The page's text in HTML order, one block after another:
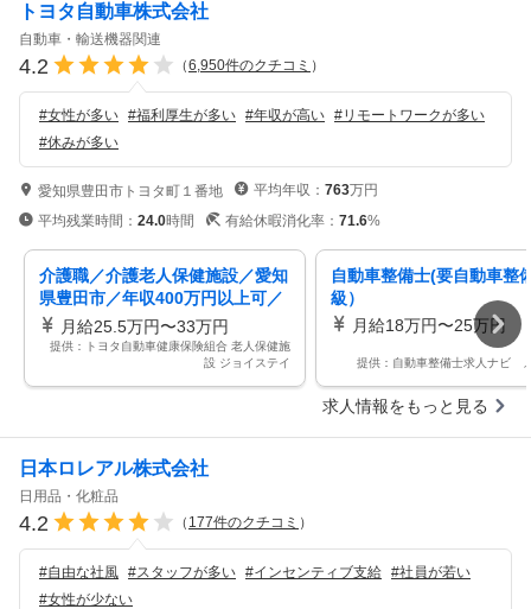
トヨタ自動車株式会社
自動車・輸送機器関連
4.2 （6,950件のクチコミ ）
#女性が多い #福利厚生が多い #年収が高い #リモートワークが多い
#休みが多い
愛知県豊田市トヨタ町１番地 平均年収： 763万円
平均残業時間： 24.0時間 有給休暇消化率： 71.6%
介護職／介護老人保健施設／愛知
県豊田市／年収400万円以上可／
賞与あり／休日123日以上可
月給25.5万円〜33万円
提供：トヨタ自動車健康保険組合 老人保健施
設 ジョイステイ
自動車整備士(要自動車整
級）
月給18万円〜25万円
提供：自動車整備士求人ナビ
求人情報をもっと見る
日本ロレアル株式会社
日用品・化粧品
4.2 （ 177件のクチコミ ）
#自由な社風 #スタッフが多い #インセンティブ支給 #社員が若い
#女性が少ない